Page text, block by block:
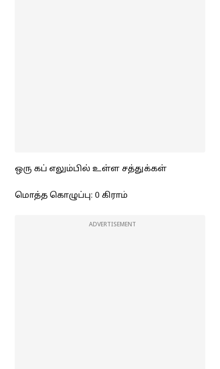
ஒரு கப் எலும்பில் உள்ள சத்துக்கள்
மொத்த கொழுப்பு: 0 கிராம்
ADVERTISEMENT